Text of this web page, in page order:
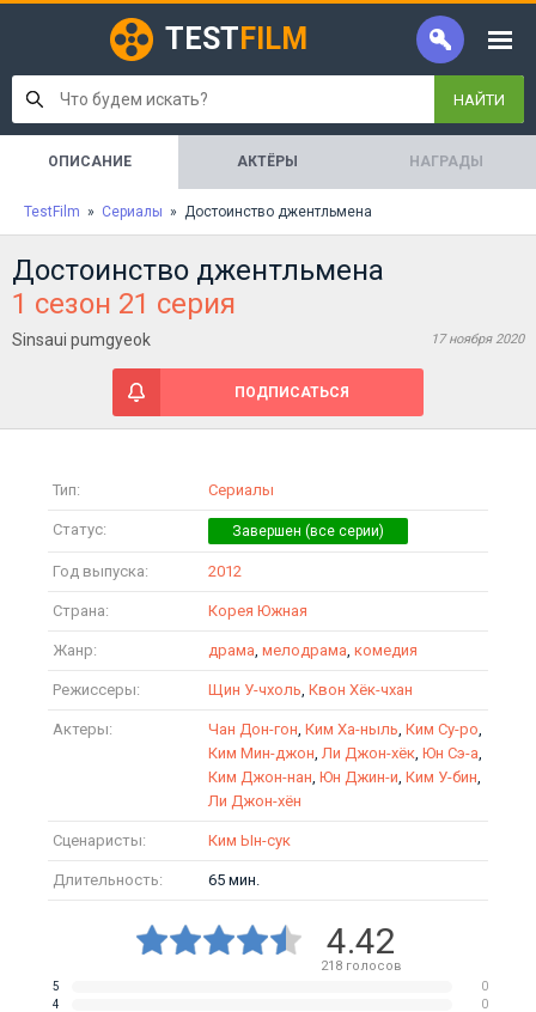
TEST FILM
НАЙТИ
ОПИСАНИЕ АКТЁРЫ НАГРАДЫ
TestFilm » Сериалы » Достоинство джентльмена
Достоинство джентльмена
1 сезон 21 серия
Sinsaui pumgyeok 17 ноября 2020
ПОДПИСАТЬСЯ
Тип: Сериалы
Статус:
Год выпуска: 2012
Страна: Корея Южная
Жанр: драма, мелодрама, комедия
Режиссеры: Щин У-чхоль, Квон Хёк-чхан
Актеры: Чан Дон-гон, Ким Ха-ныль, Ким Су-ро,
Ким Мин-джон, Ли Джон-хёк, Юн Сэ-а,
Ким Джон-нан, Юн Джин-и, Ким У-бин,
Ли Джон-хён
Сценаристы: Ким Ын-сук
Длительность: 65 мин.
4.42
218голосов
5
0
4
0